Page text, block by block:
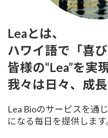
Leaとは、
ハワイ語で「喜
皆様の“Lea”を実
我々は日々、成
Lea Bioのサービスを通
になる毎日を提供します